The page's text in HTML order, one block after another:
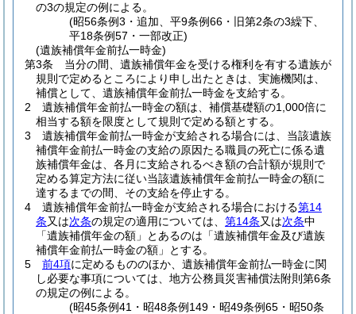
の3の規定の例による。
(昭56条例3・追加、平9条例66・旧第2条の3繰下、
平18条例57・一部改正)
(遺族補償年金前払一時金)
第3条
当分の間、遺族補償年金を受ける権利を有する遺族が
規則で定めるところにより申し出たときは、実施機関は、
補償として、遺族補償年金前払一時金を支給する。
2
遺族補償年金前払一時金の額は、補償基礎額の1,000倍に
相当する額を限度として規則で定める額とする。
3
遺族補償年金前払一時金が支給される場合には、当該遺族
補償年金前払一時金の支給の原因たる職員の死亡に係る遺
族補償年金は、各月に支給されるべき額の合計額が規則で
定める算定方法に従い当該遺族補償年金前払一時金の額に
達するまでの間、その支給を停止する。
4
遺族補償年金前払一時金が支給される場合における第14
条又は次条の規定の適用については、 第14条又は次条中
「遺族補償年金の額」とあるのは「遺族補償年金及び遺族
補償年金前払一時金の額」とする。
5
前4項に定めるもののほか、遺族補償年金前払一時金に関
し必要な事項については、地方公務員災害補償法附則第6条
の規定の例による。
(昭45条例41・昭48条例149・昭49条例65・昭50条